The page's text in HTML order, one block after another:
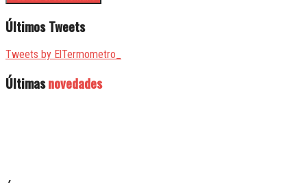
Últimos Tweets
Tweets by ElTermometro_
Últimasnovedades